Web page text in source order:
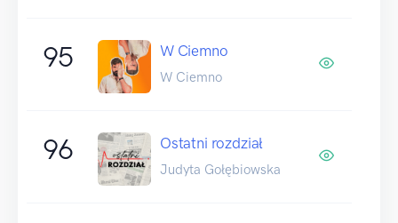
95 W Ciemno
W Ciemno
96 Ostatni rozdział
Judyta Gołębiowska